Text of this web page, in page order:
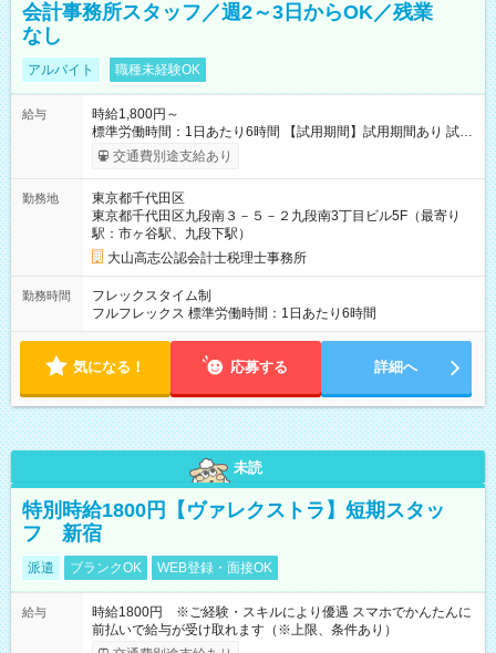
会計事務所スタッフ／週2～3日からOK／残業
なし
アルバイト 職種未経験OK
給与
時給1,800円～
標準労働時間：1日あたり6時間 【試用期間】試用期間あり 試用
期間の長さ：3ヶ月 雇用形態、給与は本採用時と同じです。
交通費別途支給あり
勤務地
東京都千代田区
東京都千代田区九段南３－５－２九段南3丁目ビル5F（最寄り
駅：市ヶ谷駅、九段下駅）
大山高志公認会計士税理士事務所
勤務時間
フレックスタイム制
フルフレックス 標準労働時間：1日あたり6時間
気になる！ 応募する 詳細へ
未読
特別時給1800円【ヴァレクストラ】短期スタッ
フ 新宿
派遣 ブランクOK WEB登録・面接OK
給与
時給1800円 ※ご経験・スキルにより優遇 スマホでかんたんに
前払いで給与が受け取れます（※上限、条件あり）